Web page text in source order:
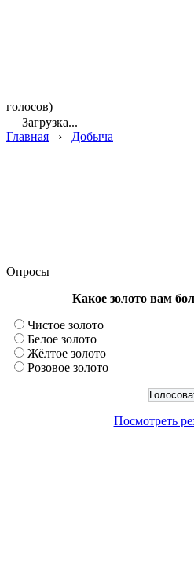
голосов)
Загрузка...
Главная › Добыча
Опросы
Какое золото вам
Чистое золото
Белое золото
Жёлтое золото
Розовое золото
Посмотреть